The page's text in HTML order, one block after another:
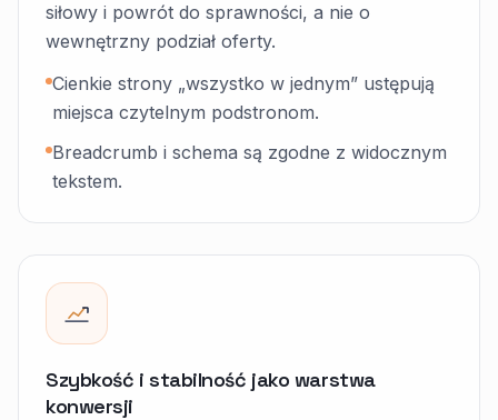
siłowy i powrót do sprawności, a nie o
wewnętrzny podział oferty.
Cienkie strony „wszystko w jednym” ustępują
miejsca czytelnym podstronom.
Breadcrumb i schema są zgodne z widocznym
tekstem.
Szybkość i stabilność jako warstwa
konwersji